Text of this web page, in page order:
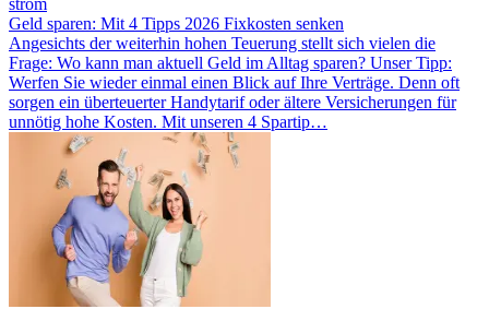
Geld sparen: Mit 4 Tipps 2026 Fixkosten senken
Angesichts der weiterhin hohen Teuerung stellt sich vielen die
Frage: Wo kann man aktuell Geld im Alltag sparen? Unser Tipp:
Werfen Sie wieder einmal einen Blick auf Ihre Verträge. Denn oft
sorgen ein überteuerter Handytarif oder ältere Versicherungen für
unnötig hohe Kosten. Mit unseren 4 Spartip…